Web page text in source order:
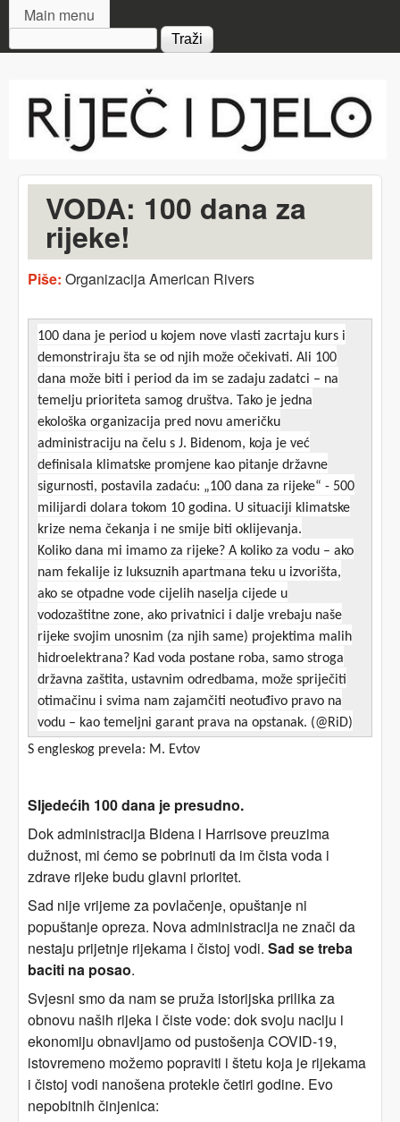
MAIN MENU
Main menu
Search form
i djelo
VODA: 100 dana za
rijeke!
Piše: Organizacija American Rivers
100 dana je period u kojem nove vlasti zacrtaju kurs i
demonstriraju šta se od njih može očekivati. Ali 100
dana može biti i period da im se zadaju zadatci – na
temelju prioriteta samog društva. Tako je jedna
ekološka organizacija pred novu američku
administraciju na čelu s J. Bidenom, koja je već
definisala klimatske promjene kao pitanje državne
sigurnosti, postavila zadaću: „100 dana za rijeke“ - 500
milijardi dolara tokom 10 godina. U situaciji klimatske
krize nema čekanja i ne smije biti oklijevanja.
Koliko dana mi imamo za rijeke? A koliko za vodu – ako
nam fekalije iz luksuznih apartmana teku u izvorišta,
ako se otpadne vode cijelih naselja cijede u
vodozaštitne zone, ako privatnici i dalje vrebaju naše
rijeke svojim unosnim (za njih same) projektima malih
hidroelektrana? Kad voda postane roba, samo stroga
državna zaštita, ustavnim odredbama, može spriječiti
otimačinu i svima nam zajamčiti neotuđivo pravo na
vodu – kao temeljni garant prava na opstanak. (@RiD)
S engleskog prevela: M. Evtov
Sljedećih 100 dana je presudno.
Dok administracija Bidena i Harrisove preuzima
dužnost, mi ćemo se pobrinuti da im čista voda i
zdrave rijeke budu glavni prioritet.
Sad nije vrijeme za povlačenje, opuštanje ni
popuštanje opreza. Nova administracija ne znači da
nestaju prijetnje rijekama i čistoj vodi. Sad se treba
baciti na posao.
Svjesni smo da nam se pruža istorijska prilika za
obnovu naših rijeka i čiste vode: dok svoju naciju i
ekonomiju obnavljamo od pustošenja COVID-19,
istovremeno možemo popraviti i štetu koja je rijekama
i čistoj vodi nanošena protekle četiri godine. Evo
nepobitnih činjenica: